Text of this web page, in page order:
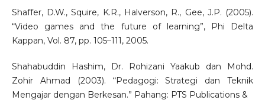
Shaffer, D.W., Squire, K.R., Halverson, R., Gee, J.P. (2005).
“Video games and the future of learning”, Phi Delta
Kappan, Vol. 87, pp. 105–111, 2005.
Shahabuddin Hashim, Dr. Rohizani Yaakub dan Mohd.
Zohir Ahmad (2003). “Pedagogi: Strategi dan Teknik
Mengajar dengan Berkesan.” Pahang: PTS Publications &